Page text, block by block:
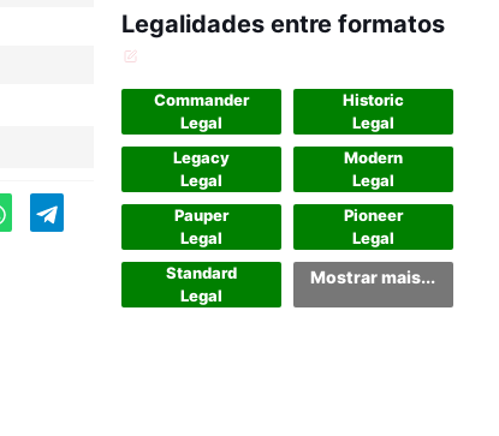
Legalidades entre formatos
Commander
Legal
Historic
Legal
Legacy
Legal
Modern
Legal
Pauper
Legal
Pioneer
Legal
Standard
Legal
Mostrar mais...